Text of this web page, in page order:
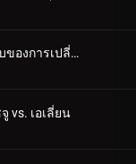
ติดตามความลึกลับของการเปลี่ยนแปลง Chouju
vs. เอเลี่ยน